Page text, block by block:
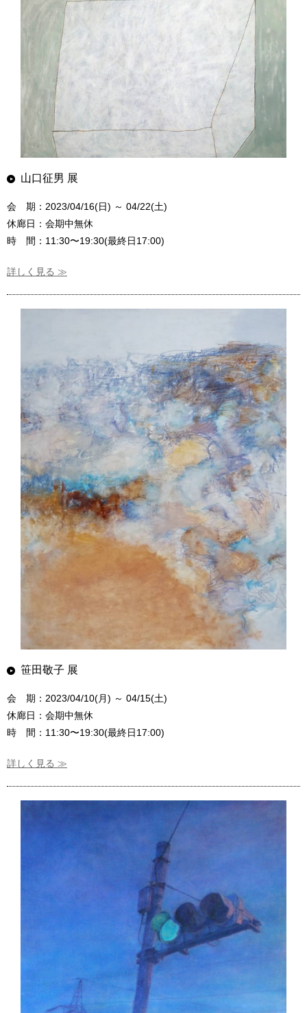
山口征男 展
会 期：2023/04/16(日) ～ 04/22(土)
休廊日：会期中無休
時 間：11:30〜19:30(最終日17:00)
詳しく見る ≫
笹田敬子 展
会 期：2023/04/10(月) ～ 04/15(土)
休廊日：会期中無休
時 間：11:30〜19:30(最終日17:00)
詳しく見る ≫